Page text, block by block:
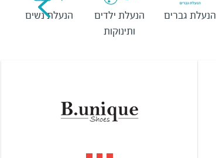
הנעלת גברים
הנעלת ילדים
ותינוקות
הנעלת נשים